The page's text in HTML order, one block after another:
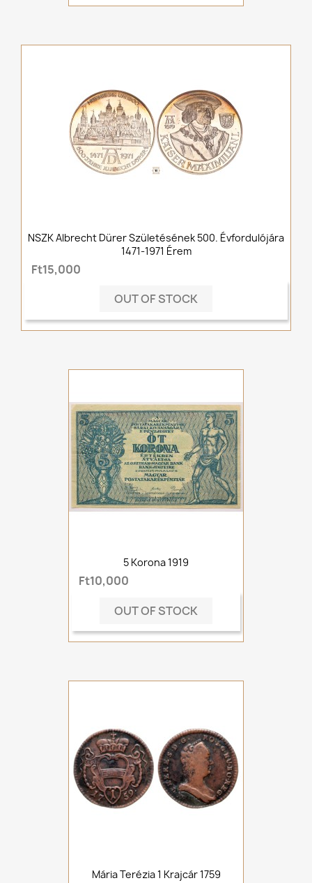
NSZK Albrecht Dürer Születésének 500. Évfordulójára
1471-1971 Érem
Ft15,000
OUT OF STOCK
5 Korona 1919
Ft10,000
OUT OF STOCK
Mária Terézia 1 Krajcár 1759